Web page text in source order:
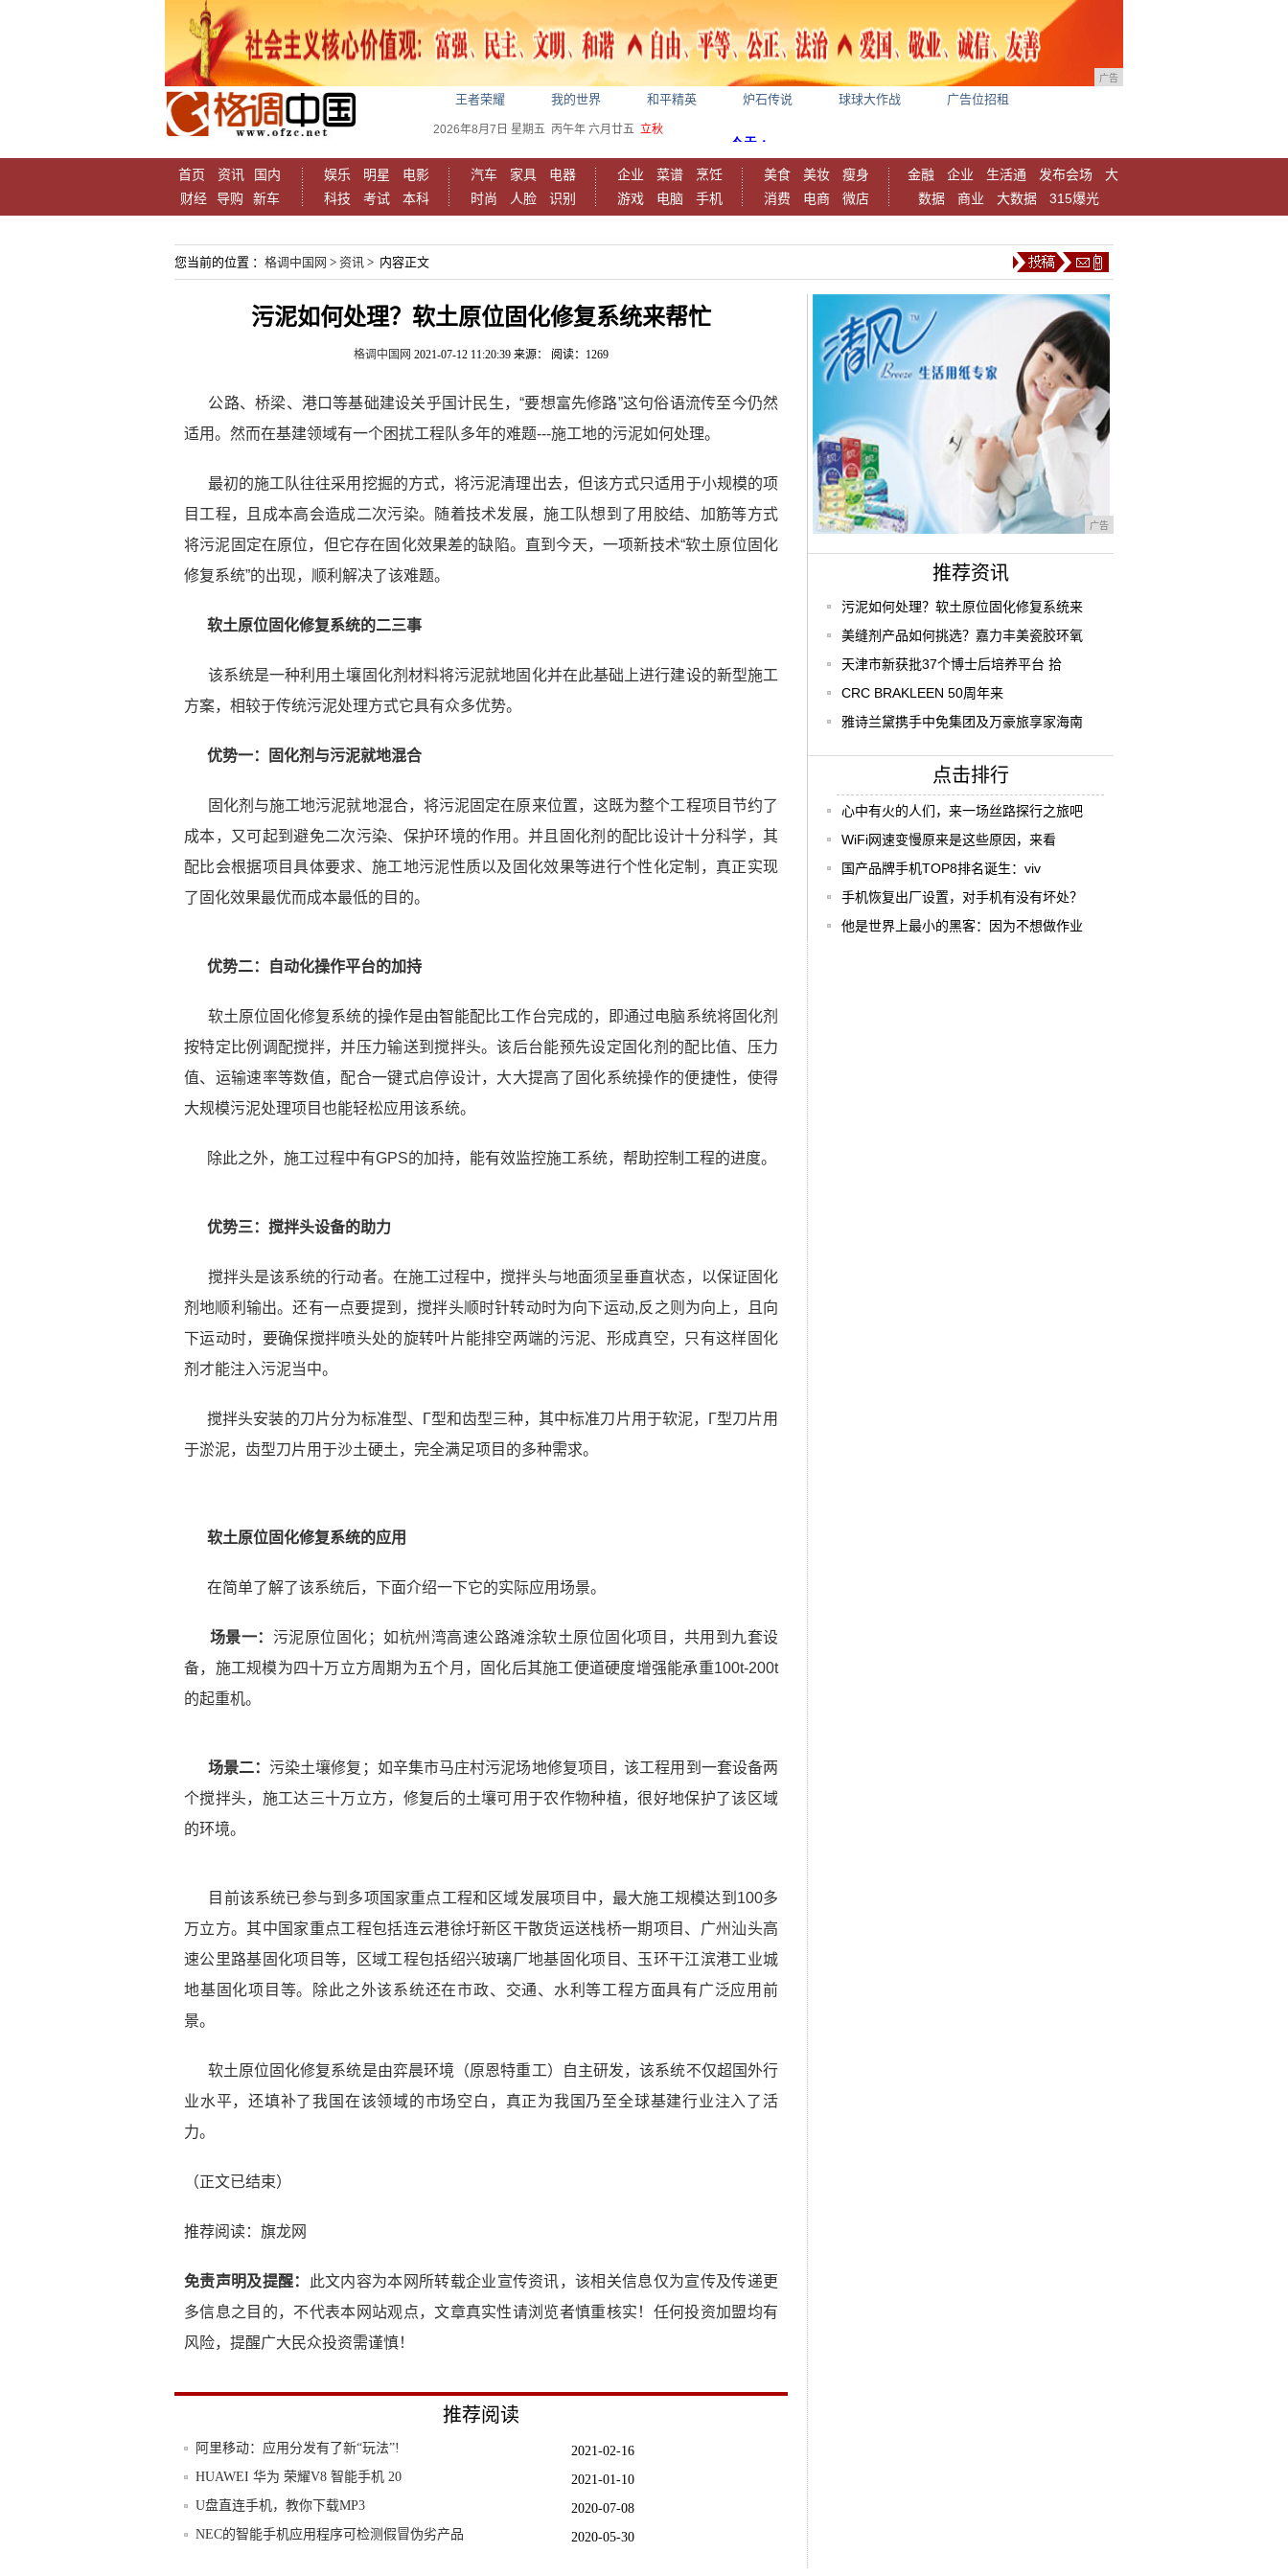
广告
王者荣耀 我的世界 和平精英 炉石传说 球球大作战 广告位招租
2026年8月7日 星期五 丙午年 六月廿五 立秋
首页 资讯
国内
财经
导购 新车
娱乐 明星
电影
科技
考试 本科
汽车 家具
电器
时尚
人脸 识别
企业 菜谱
烹饪
游戏
电脑 手机
美食 美妆
瘦身
消费
电商 微店
金融 企业 生活通 发布会场
大
数据
商业 大数据 315爆光
您当前的位置 ： 格调中国网 > 资讯 > 内容正文
污泥如何处理？软土原位固化修复系统来帮忙
格调中国网 2021-07-12 11:20:39 来源： 阅读：1269
公路、桥梁、港口等基础建设关乎国计民生，“要想富先修路”这句俗语流传至今仍然
适用。然而在基建领域有一个困扰工程队多年的难题---施工地的污泥如何处理。
最初的施工队往往采用挖掘的方式，将污泥清理出去，但该方式只适用于小规模的项
目工程，且成本高会造成二次污染。随着技术发展，施工队想到了用胶结、加筋等方式
将污泥固定在原位，但它存在固化效果差的缺陷。直到今天，一项新技术“软土原位固化
修复系统”的出现，顺利解决了该难题。
软土原位固化修复系统的二三事
该系统是一种利用土壤固化剂材料将污泥就地固化并在此基础上进行建设的新型施工
方案，相较于传统污泥处理方式它具有众多优势。
优势一：固化剂与污泥就地混合
固化剂与施工地污泥就地混合，将污泥固定在原来位置，这既为整个工程项目节约了
成本，又可起到避免二次污染、保护环境的作用。并且固化剂的配比设计十分科学，其
配比会根据项目具体要求、施工地污泥性质以及固化效果等进行个性化定制，真正实现
了固化效果最优而成本最低的目的。
优势二：自动化操作平台的加持
软土原位固化修复系统的操作是由智能配比工作台完成的，即通过电脑系统将固化剂
按特定比例调配搅拌，并压力输送到搅拌头。该后台能预先设定固化剂的配比值、压力
值、运输速率等数值，配合一键式启停设计，大大提高了固化系统操作的便捷性，使得
大规模污泥处理项目也能轻松应用该系统。
除此之外， 施工过程中有GPS的加持，能有效监控施工系统，帮助控制工程的进度。
优势三：搅拌头设备的助力
搅拌头是该系统的行动者。在施工过程中，搅拌头与地面须呈垂直状态，以保证固化
剂地顺利输出。还有一点要提到，搅拌头顺时针转动时为向下运动,反之则为向上，且向
下运动时，要确保搅拌喷头处的旋转叶片能排空两端的污泥、形成真空，只有这样固化
剂才能注入污泥当中。
搅拌头安装的刀片分为标准型、
Γ型和齿型三种，其中标准刀片用于软泥，Γ型刀片用
于淤泥，齿型刀片用于沙土硬土，完全满足项目的多种需求。
软土原位固化修复系统的应用
在简单了解了该系统后，下面介绍一下它的实际应用场景。
场景一： 污泥原位固化；如杭州湾高速公路滩涂软土原位固化项目，共用到九套设
备，施工规模为四十万立方周期为五个月，固化后其施工便道硬度增强能承重100t-200t
的起重机。
场景二： 污染土壤修复；如辛集市马庄村污泥场地修复项目，该工程用到一套设备两
个搅拌头，施工达三十万立方，修复后的土壤可用于农作物种植，很好地保护了该区域
的环境。
目前该系统已参与到多项国家重点工程和区域发展项目中，最大施工规模达到 100多
万立方。其中国家重点工程包括连云港徐圩新区干散货运送栈桥一期项目、广州汕头高
速公里路基固化项目等，区域工程包括绍兴玻璃厂地基固化项目、玉环干江滨港工业城
地基固化项目等。除此之外该系统还在市政、交通、水利等工程方面具有广泛应用前
景。
软土原位固化修复系统是由弈晨环境（原恩特重工）自主研发，该系统不仅超国外行
业水平，还填补了我国在该领域的市场空白，真正为我国乃至全球基建行业注入了活
力。
（正文已结束）
推荐阅读： 旗龙网
免责声明及提醒：
此文内容为本网所转载企业宣传资讯，该相关信息仅为宣传及传递更
多信息之目的，不代表本网站观点，文章真实性请浏览者慎重核实！任何投资加盟均有
风险，提醒广大民众投资需谨慎！
推荐阅读
2021-02-16
阿里移动：应用分发有了新“玩法”!
2021-01-10
HUAWEI 华为 荣耀V8 智能手机 20
2020-07-08
U盘直连手机，教你下载MP3
2020-05-30
NEC的智能手机应用程序可检测假冒伪劣产品
广告
推荐资讯
污泥如何处理？软土原位固化修复系统来
美缝剂产品如何挑选？嘉力丰美瓷胶环氧
天津市新获批37个博士后培养平台 拾
CRC BRAKLEEN 50周年来
雅诗兰黛携手中免集团及万豪旅享家海南
点击排行
心中有火的人们，来一场丝路探行之旅吧
WiFi网速变慢原来是这些原因，来看
国产品牌手机TOP8排名诞生：viv
手机恢复出厂设置，对手机有没有坏处？
他是世界上最小的黑客：因为不想做作业